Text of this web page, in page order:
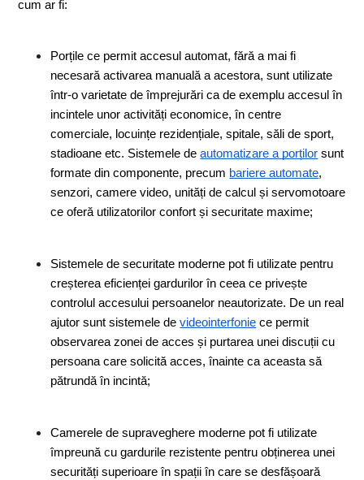
cum ar fi:
Porțile ce permit accesul automat, fără a mai fi
necesară activarea manuală a acestora, sunt utilizate
într-o varietate de împrejurări ca de exemplu accesul în
incintele unor activități economice, în centre
comerciale, locuințe rezidențiale, spitale, săli de sport,
stadioane etc. Sistemele de automatizare a porților sunt
formate din componente, precum bariere automate,
senzori, camere video, unități de calcul și servomotoare
ce oferă utilizatorilor confort și securitate maxime;
Sistemele de securitate moderne pot fi utilizate pentru
creșterea eficienței gardurilor în ceea ce privește
controlul accesului persoanelor neautorizate. De un real
ajutor sunt sistemele de videointerfonie ce permit
observarea zonei de acces și purtarea unei discuții cu
persoana care solicită acces, înainte ca aceasta să
pătrundă în incintă;
Camerele de supraveghere moderne pot fi utilizate
împreună cu gardurile rezistente pentru obținerea unei
securități superioare în spații în care se desfășoară